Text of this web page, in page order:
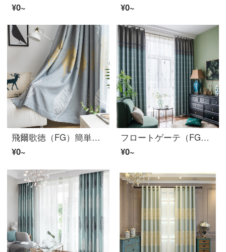
¥0~
¥0~
飛爾歌徳（FG）簡単な印紙の綿麻のカーテンリビングルームの書斎のベランダの窓から床に下ろすカーテンの上に窓の半遮光の完成品のカーテンを注文して灰色のカーテンを注文します。幅3メートル*高さ2.7メートル-フック式の一枚です。
¥0~
フロートゲーテ（FG）北欧風シンプルな綿麻の質感遮光カーテンリビングルームの書斎バルコニーのカーテンのシームレスな継ぎ目なしに格子完成品のカーテンをカスタマイズしました。
¥0~